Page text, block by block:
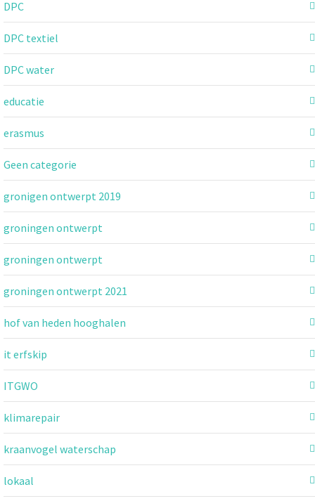
DPC
DPC textiel
DPC water
educatie
erasmus
Geen categorie
gronigen ontwerpt 2019
groningen ontwerpt
groningen ontwerpt
groningen ontwerpt 2021
hof van heden hooghalen
it erfskip
ITGWO
klimarepair
kraanvogel waterschap
lokaal